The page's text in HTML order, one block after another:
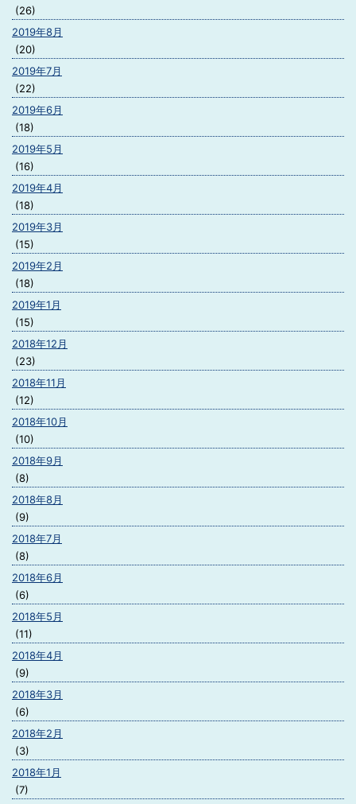
(26)
2019年8月
(20)
2019年7月
(22)
2019年6月
(18)
2019年5月
(16)
2019年4月
(18)
2019年3月
(15)
2019年2月
(18)
2019年1月
(15)
2018年12月
(23)
2018年11月
(12)
2018年10月
(10)
2018年9月
(8)
2018年8月
(9)
2018年7月
(8)
2018年6月
(6)
2018年5月
(11)
2018年4月
(9)
2018年3月
(6)
2018年2月
(3)
2018年1月
(7)